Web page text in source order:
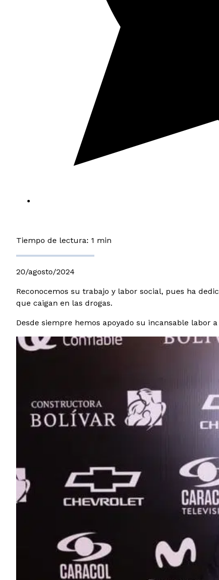
Tiempo de lectura: 1 min
20/agosto/2024
Reconocemos su trabajo y labor social, pues ha
que caigan en las drogas.
Desde siempre hemos apoyado su incansable labor